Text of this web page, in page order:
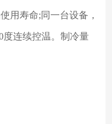
用寿命;同一台设备，
度连续控温。制冷量